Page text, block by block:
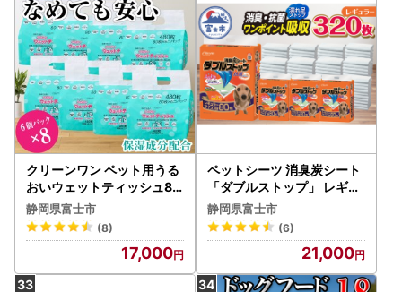
クリーンワン ペット用うる
おいウェットティッシュ80
枚入6個パック×8袋 ノンア
ルコール [sf002-240]
静岡県富士市
(8)
17,000
ペットシーツ 消臭炭シート
「ダブルストップ」 レギュ
ラー 320枚 (80枚×4パック
) しっかり吸収 消臭 抗菌 厚
型 ふんわり ペットシート
トイレシーツ 犬 ペット用品
日用品 消耗品 クリーンワン
富士市 [sf002-083]
静岡県富士市
(6)
21,000